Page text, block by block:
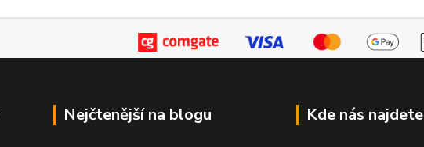
Nejčtenější na blogu Kde nás najdete